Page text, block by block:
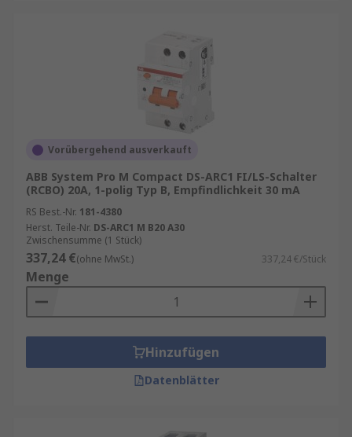
Vorübergehend ausverkauft
ABB System Pro M Compact DS-ARC1 FI/LS-Schalter
(RCBO) 20A, 1-polig Typ B, Empfindlichkeit 30 mA
RS Best.-Nr. 181-4380
Herst. Teile-Nr. DS-ARC1 M B20 A30
Zwischensumme (1 Stück)
337,24 €(ohne MwSt.) 337,24 €/Stück
Menge
Hinzufügen
Datenblätter